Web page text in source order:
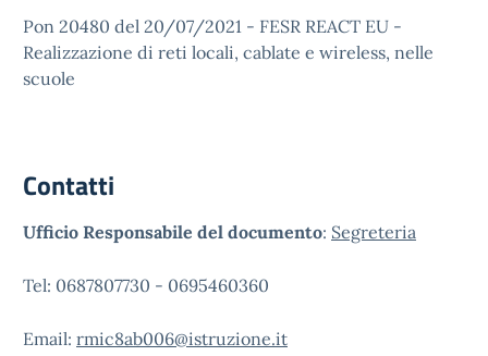
Pon 20480 del 20/07/2021 - FESR REACT EU -
Realizzazione di reti locali, cablate e wireless, nelle
scuole
Contatti
Ufficio Responsabile del documento: Segreteria
Tel: 0687807730 - 0695460360
Email: rmic8ab006@istruzione.it